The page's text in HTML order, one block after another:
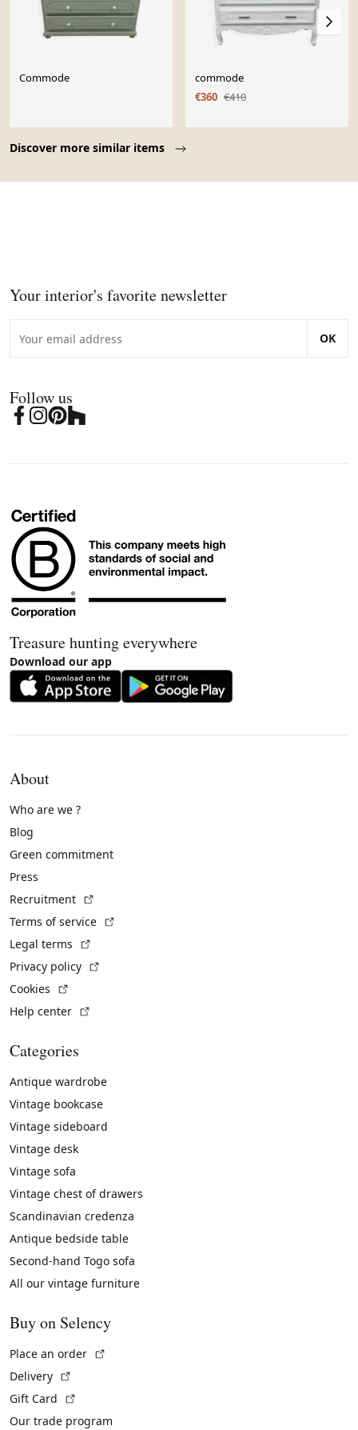
Discover more similar items
Commode
commode
€360 €410
Your interior's favorite newsletter
OK
Follow us
Treasure hunting everywhere
Download our app
About
Who are we ?
Blog
Green commitment
Press
Recruitment
Terms of service
Legal terms
Privacy policy
Cookies
Help center
Categories
Antique wardrobe
Vintage bookcase
Vintage sideboard
Vintage desk
Vintage sofa
Vintage chest of drawers
Scandinavian credenza
Antique bedside table
Second-hand Togo sofa
All our vintage furniture
Buy on Selency
Place an order
Delivery
Gift Card
Our trade program